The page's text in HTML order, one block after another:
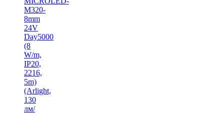
M320-
8mm
24V
Day5000
(8
W/m,
IP20,
2216,
5m)
(Arlight,
130
лм/